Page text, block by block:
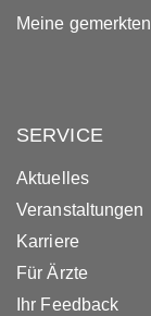
Meine
SERVICE
Aktuelles
Veranstaltungen
Karriere
Für Ärzte
Ihr Feedback